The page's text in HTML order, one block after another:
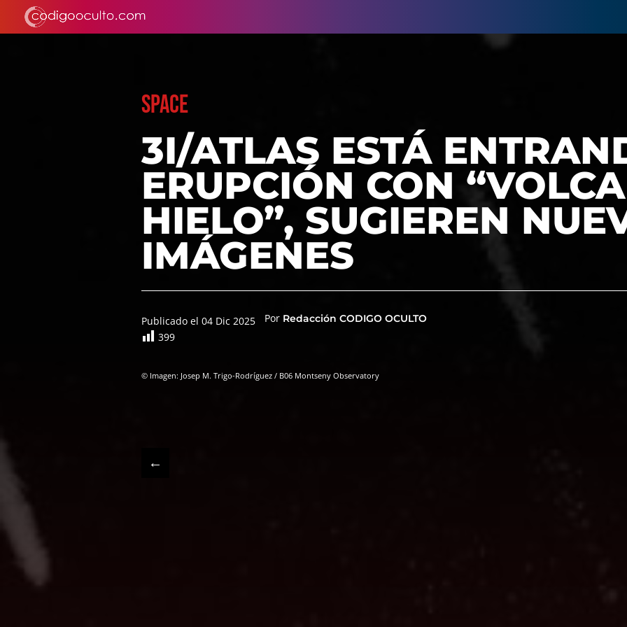
SPACE
3I/ATLAS ESTÁ
ERUPCIÓN CON
HIELO”, SUGIEREN
IMÁGENES
Publicado el 04 Dic 2025 Por Redacción CODIGO OCULTO
399
© Imagen: Josep M. Trigo-Rodríguez / B06 Montseny Observatory
←